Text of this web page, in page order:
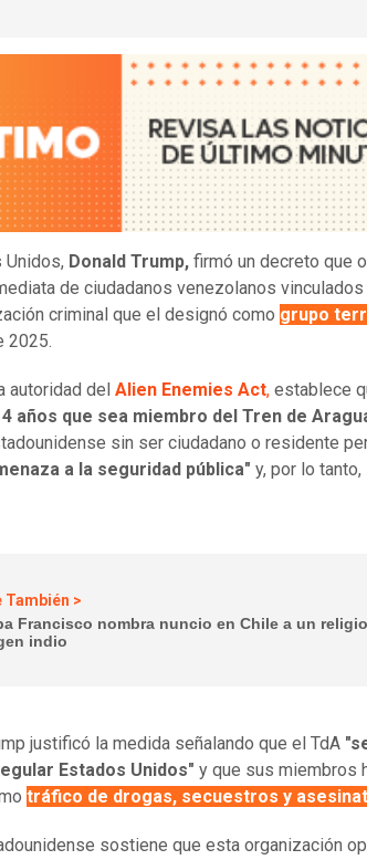
Unidos, Donald Trump, firmó un decreto que
de ciudadanos venezolanos vinculados
criminal que el designó como grupo
2025.
autoridad del Alien Enemies Act, establece
años que sea miembro del Tren de
sin ser ciudadano o residente
a la seguridad pública" y, por lo
También >
Francisco nombra nuncio en Chile a un
indio
justificó la medida señalando que el TdA
Estados Unidos" y que sus miembros
tráfico de drogas, secuestros y
sostiene que esta organización